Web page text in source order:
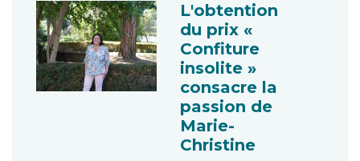
L'obtention
du prix «
Confiture
insolite »
consacre la
passion de
Marie-
Christine